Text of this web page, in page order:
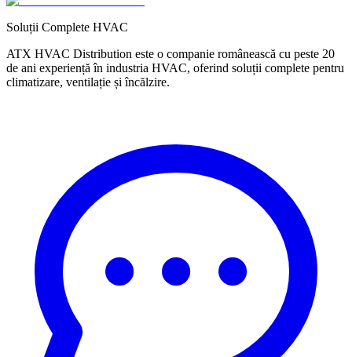
Soluții Complete HVAC
ATX HVAC Distribution este o companie românească cu peste 20
de ani experiență în industria HVAC, oferind soluții complete pentru
climatizare, ventilație și încălzire.